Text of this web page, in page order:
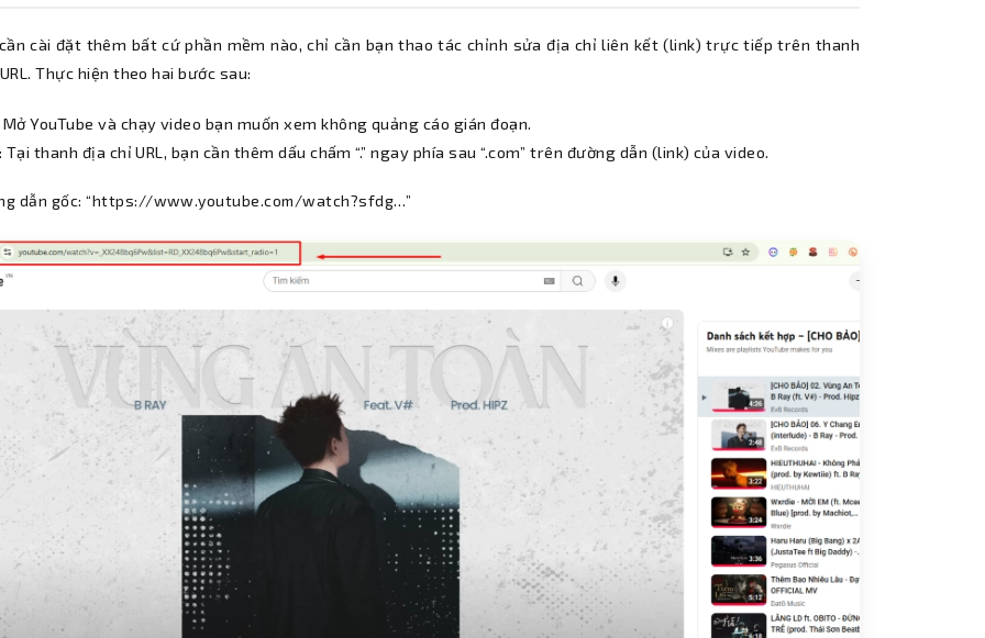
cài đặt thêm bất cứ phần mềm nào, chỉ cần bạn thao tác chỉnh sửa địa chỉ liên kết (link) trực tiếp trên thanh
Thực hiện theo hai bước sau:
Mở YouTube và chạy video bạn muốn xem không quảng cáo gián đoạn.
Tại thanh địa chỉ URL, bạn cần thêm dấu chấm “.” ngay phía sau “.com” trên đường dẫn (link) của video.
dẫn gốc: “https://www.youtube.com/watch?sfdg…”